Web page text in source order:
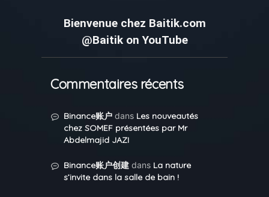
Bienvenue chez Baitik.com
@Baitik on YouTube
Commentaires récents
Binance账户dans Les nouveautés
chez SOMEF présentées par Mr
Abdelmajid JAZI
Binance账户创建dans La nature
s’invite dans la salle de bain !